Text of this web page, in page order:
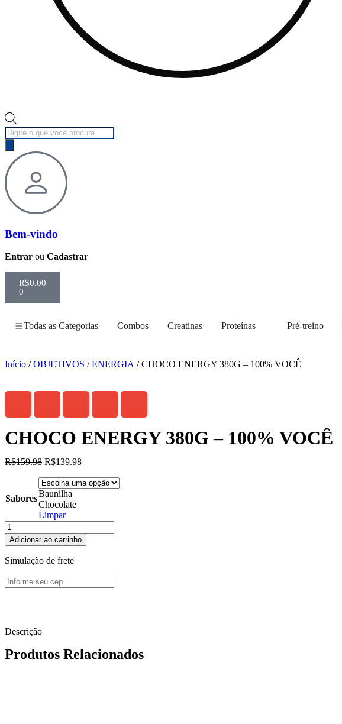
Bem-vindo
Entrar ou Cadastrar
R$0.00
0
Todas as Categorias Combos Creatinas Proteínas Pré-treino
Início /OBJETIVOS /ENERGIA / CHOCO ENERGY 380G – 100% VOCÊ
CHOCO ENERGY 380G – 100% VOCÊ
R$159.98 R$139.98
SaboresBaunilha
Chocolate
Limpar
Adicionar ao carrinho
Simulação de frete
Descrição
Produtos Relacionados